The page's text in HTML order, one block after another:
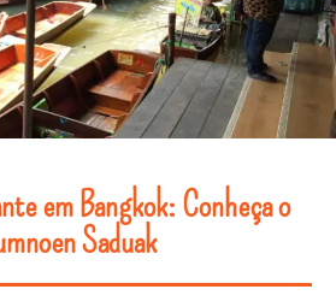
em Bangkok: Conheça o
Saduak